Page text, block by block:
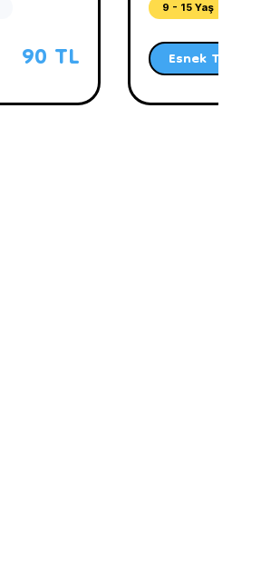
90 TL
9 - 15 Yaş
Esnek Takvim